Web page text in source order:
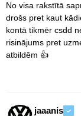
No visa rakstītā
drošs pret kaut
kontā tikmēr csdd
risinājums pret
atbildēm 👍
jaaanis